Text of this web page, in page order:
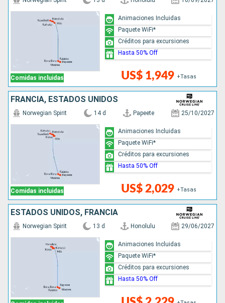
Comidas incluidas US$ 1,949 +Tasas
Animaciones Incluidas
Paquete WiFi*
Créditos para excursiones
Hasta 50% Off
FRANCIA, ESTADOS UNIDOS
Comidas incluidas
Norwegian Spirit 14 d Papeete 25/10/2027
US$ 2,029 +Tasas
Animaciones Incluidas
Paquete WiFi*
Créditos para excursiones
Hasta 50% Off
ESTADOS UNIDOS, FRANCIA
Norwegian Spirit 13 d Honolulu 29/06/2027
Animaciones Incluidas
Paquete WiFi*
Créditos para excursiones
Hasta 50% Off